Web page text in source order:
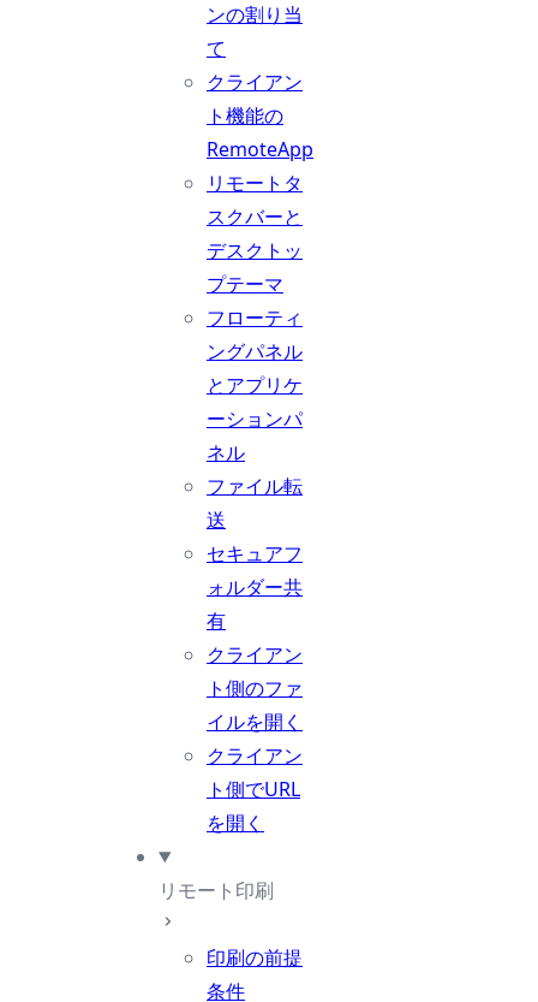
ンの割り当
て
クライアン
ト機能の
RemoteApp
リモートタ
スクバーと
デスクトッ
プテーマ
フローティ
ングパネル
とアプリケ
ーションパ
ネル
ファイル転
送
セキュアフ
ォルダー共
有
クライアン
ト側のファ
イルを開く
クライアン
ト側でURL
を開く
リモート印刷
印刷の前提
条件